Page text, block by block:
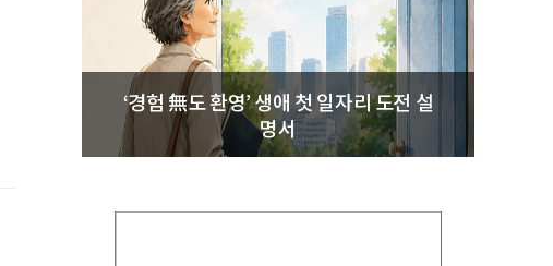
‘경험 無도 환영’ 생애 첫 일자리 도전 설
명서